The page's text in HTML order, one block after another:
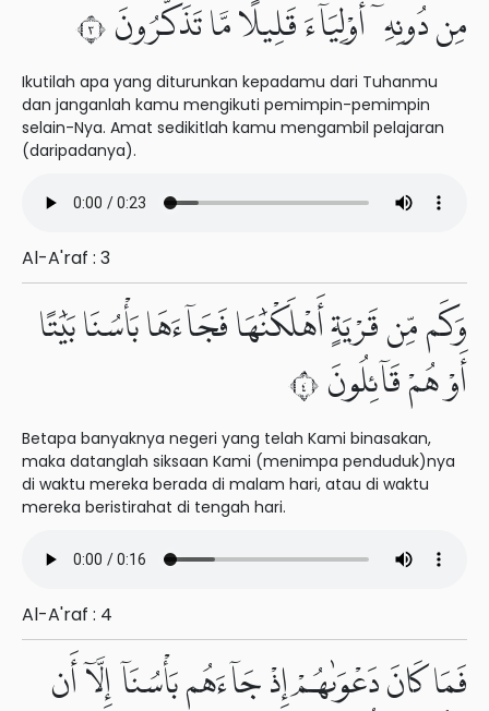
مِن دُونِهِۦٓ أَوْلِيَآءَ قَلِيلًا مَّا تَذَكَّرُونَ ٣
Ikutilah apa yang diturunkan kepadamu dari Tuhanmu
dan janganlah kamu mengikuti pemimpin-pemimpin
selain-Nya. Amat sedikitlah kamu mengambil pelajaran
(daripadanya).
Al-A'raf : 3
وَكَم مِّن قَرْيَةٍ أَهْلَكْنَٰهَا فَجَآءَهَا بَأْسُنَا بَيَٰتًا
أَوْ هُمْ قَآئِلُونَ ٤
Betapa banyaknya negeri yang telah Kami binasakan,
maka datanglah siksaan Kami (menimpa penduduk)nya
di waktu mereka berada di malam hari, atau di waktu
mereka beristirahat di tengah hari.
Al-A'raf : 4
فَمَا كَانَ دَعْوَىٰهُمْ إِذْ جَآءَهُم بَأْسُنَآ إِلَّآ أَن